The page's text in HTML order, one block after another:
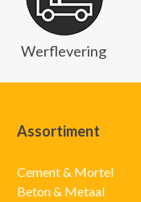
Werflevering
Assortiment
Cement & Mortel
Beton & Metaal